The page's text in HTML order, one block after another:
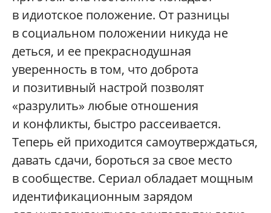
в идиотское положение. От разницы
в социальном положении никуда не
деться, и ее прекраснодушная
уверенность в том, что доброта
и позитивный настрой позволят
«разрулить» любые отношения
и конфликты, быстро рассеивается.
Теперь ей приходится самоутверждаться,
давать сдачи, бороться за свое место
в сообществе. Сериал обладает мощным
идентификационным зарядом